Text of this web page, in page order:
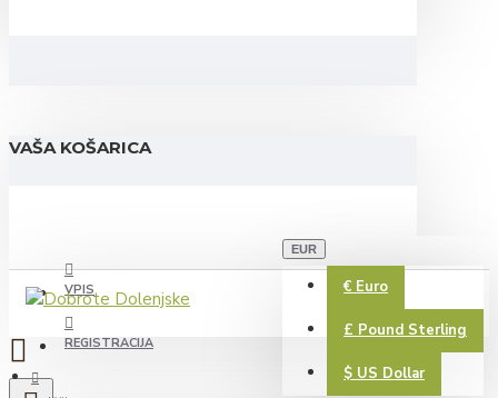
VAŠA KOŠARICA
VPIS
REGISTRACIJA
EUR
€ Euro
£ Pound Sterling
$ US Dollar